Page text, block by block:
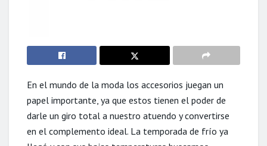
En el mundo de la moda los accesorios juegan un
papel importante, ya que estos tienen el poder de
darle un giro total a nuestro atuendo y convertirse
en el complemento ideal. La temporada de frío ya